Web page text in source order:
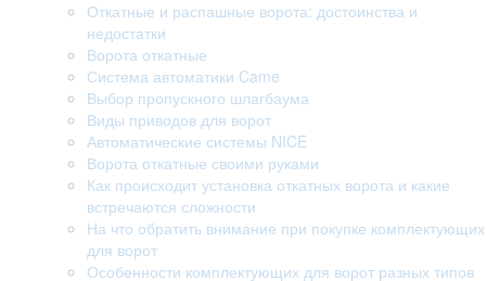
Откатные и распашные ворота: достоинства и
недостатки
Ворота откатные
Система автоматики Came
Выбор пропускного шлагбаума
Виды приводов для ворот
Автоматические системы NICE
Ворота откатные своими руками
Как происходит установка откатных ворота и какие
встречаются сложности
На что обратить внимание при покупке комплектующих
для ворот
Особенности комплектующих для ворот разных типов